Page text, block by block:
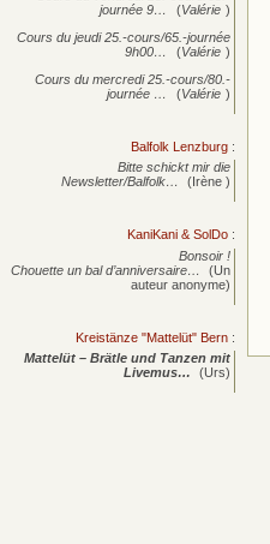
journée 9… (Valérie )
Cours du jeudi 25.-cours/65.-journée
9h00…
(Valérie )
Cours du mercredi 25.-cours/80.-
journée … (Valérie )
Balfolk Lenzburg :
Bitte schickt mir die
Newsletter/Balfolk…
(Irène )
KaniKani & SolDo :
Bonsoir !
Chouette un bal d’anniversaire…
(Un
auteur anonyme)
Kreistänze "Mattelüt" Bern :
Mattelüt – Brätle und Tanzen mit
Livemus…
(Urs)